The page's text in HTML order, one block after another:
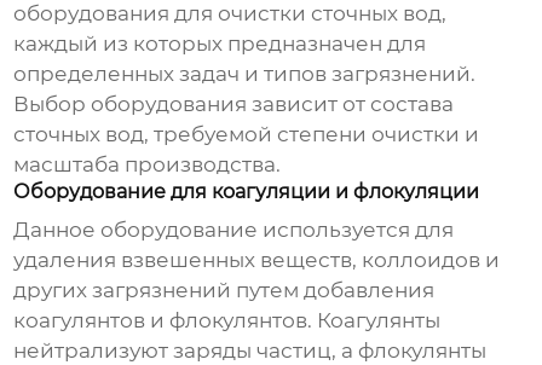
оборудования для очистки сточных вод,
каждый из которых предназначен для
определенных задач и типов загрязнений.
Выбор оборудования зависит от состава
сточных вод, требуемой степени очистки и
масштаба производства.
Оборудование для коагуляции и флокуляции
Данное оборудование используется для
удаления взвешенных веществ, коллоидов и
других загрязнений путем добавления
коагулянтов и флокулянтов. Коагулянты
нейтрализуют заряды частиц, а флокулянты